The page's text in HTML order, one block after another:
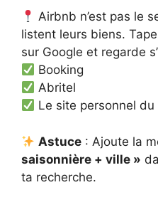
Airbnb n’est pas le
listent leurs biens.
sur Google et regarde
Booking
Abritel
Le site personnel
Astuce : Ajoute la
saisonnière + ville »
ta recherche.